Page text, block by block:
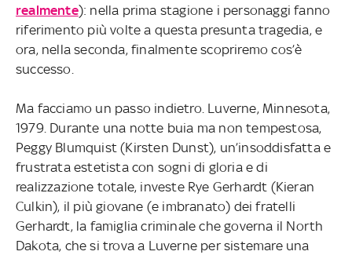
realmente): nella prima stagione i personaggi fanno
riferimento più volte a questa presunta tragedia, e
ora, nella seconda, finalmente scopriremo cos’è
successo.
Ma facciamo un passo indietro. Luverne, Minnesota,
1979. Durante una notte buia ma non tempestosa,
Peggy Blumquist (Kirsten Dunst), un’insoddisfatta e
frustrata estetista con sogni di gloria e di
realizzazione totale, investe Rye Gerhardt (Kieran
Culkin), il più giovane (e imbranato) dei fratelli
Gerhardt, la famiglia criminale che governa il North
Dakota, che si trova a Luverne per sistemare una